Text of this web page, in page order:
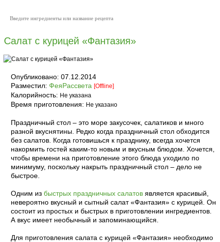
Салат с курицей «Фантазия»
Опубликовано: 07.12.2014
Разместил: ФеяРассвета [Offline]
Калорийность: Не указана
Время приготовления: Не указано
Праздничный стол – это море закусочек, салатиков и много
разной вкуснятины. Редко когда праздничный стол обходится
без салатов. Когда готовишься к празднику, всегда хочется
накормить гостей каким-то новым и вкусным блюдом. Хочется,
чтобы времени на приготовление этого блюда уходило по
минимуму, поскольку накрыть праздничный стол – дело не
быстрое.
Одним из быстрых праздничных салатов является красивый,
невероятно вкусный и сытный салат «Фантазия» с курицей. Он
состоит из простых и быстрых в приготовлении ингредиентов.
А вкус имеет необычный и запоминающийся.
Для приготовления салата с курицей «Фантазия» необходимо